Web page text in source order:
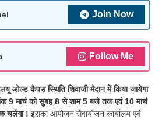
Join Now
Follow Me
ओल्ड कैपस स्थिति शिवाजी मैदान में किया जायेगा
9 मार्च को सुबह 8 से शाम 5 बजे तक एवं 10 मार्च
चलेगा ! इसका आयोजन सेवायोजन कार्यालय एवं